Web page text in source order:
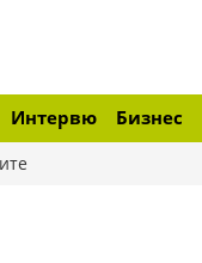
Интервю Бизнес